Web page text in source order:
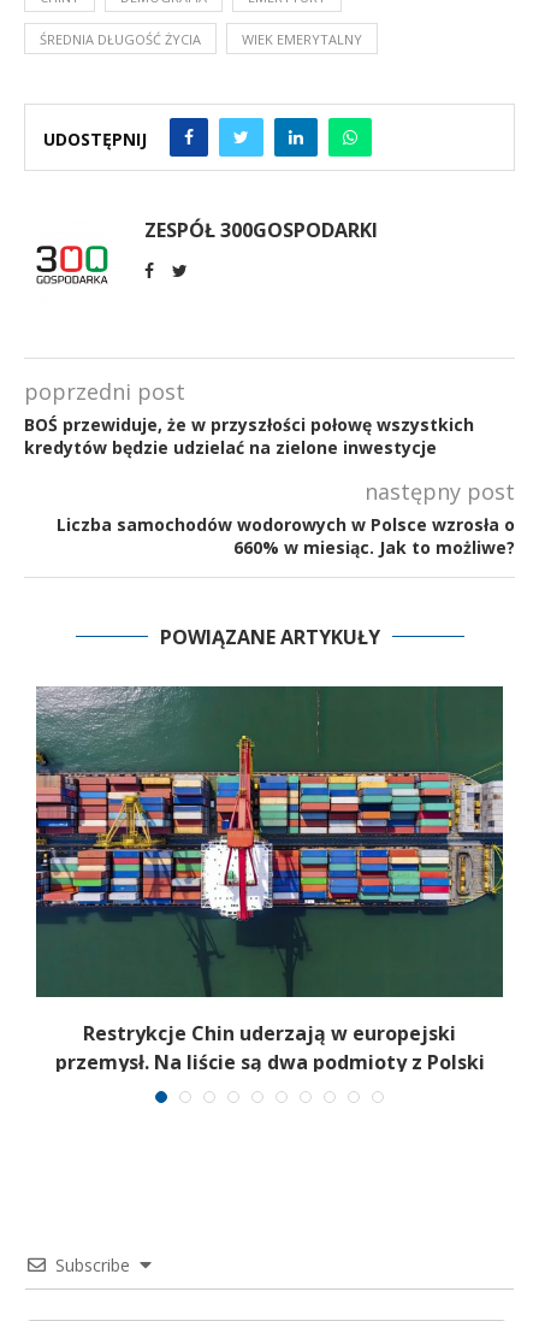
ŚREDNIA DŁUGOŚĆ ŻYCIA WIEK EMERYTALNY
UDOSTĘPNIJ
ZESPÓŁ 300GOSPODARKI
poprzedni post
BOŚ przewiduje, że w przyszłości połowę wszystkich
kredytów będzie udzielać na zielone inwestycje
następny post
Liczba samochodów wodorowych w Polsce wzrosła o
660% w miesiąc. Jak to możliwe?
POWIĄZANE ARTYKUŁY
Restrykcje Chin uderzają w europejski
przemysł. Na liście są dwa podmioty z Polski
Subscribe